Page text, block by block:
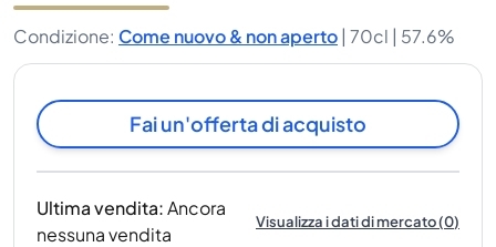
Condizione: Come nuovo & non aperto | 70cl | 57.6%
Fai un'offerta di acquisto
Ultima vendita:Ancora
nessuna vendita
Visualizza i dati di mercato(0)